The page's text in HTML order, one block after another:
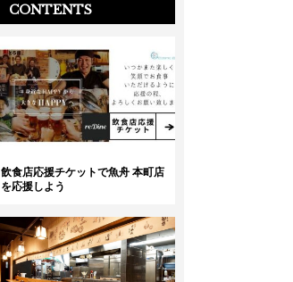
CONTENTS
飲食店応援チケットで魚舟 本町店
を応援しよう